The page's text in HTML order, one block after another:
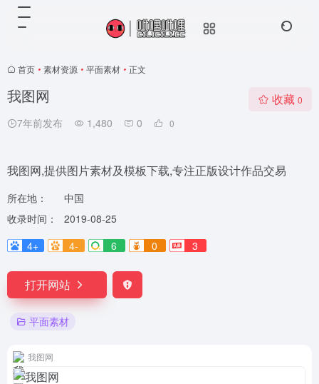
首页 • 素材资源 • 平面素材 • 正文
我图网
7年前发布 1,480 0 0
收藏 0
我图网,提供图片素材及模板下载,专注正版设计作品交易
所在地：
中国
收录时间：
2019-08-25
4+
4- 6 0 3
打开网站
平面素材
我图网